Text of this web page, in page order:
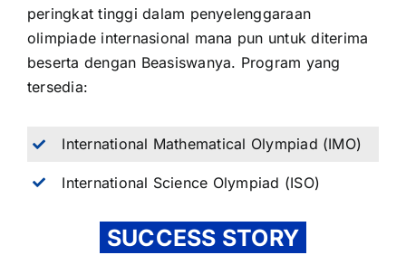
peringkat tinggi dalam penyelenggaraan
olimpiade internasional mana pun untuk diterima
beserta dengan Beasiswanya. Program yang
tersedia:
International Mathematical Olympiad (IMO)
International Science Olympiad (ISO)
SUCCESS STORY